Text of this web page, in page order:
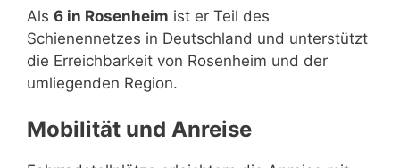
Als 6 in Rosenheim ist er Teil des
Schienennetzes in Deutschland und unterstützt
die Erreichbarkeit von Rosenheim und der
umliegenden Region.
Mobilität und Anreise